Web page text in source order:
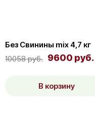
Без Свинины mix 4,7 кг
10058 руб. 9600 руб.
В корзину